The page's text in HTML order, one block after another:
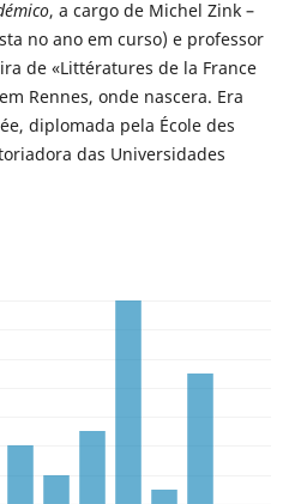
, a cargo de Michel Zink –
no ano em curso) e professor
de «Littératures de la France
Rennes, onde nascera. Era
diplomada pela École des
das Universidades